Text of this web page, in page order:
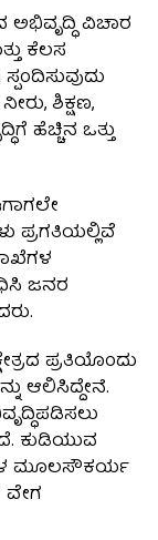
ಅಭಿವೃದ್ಧಿ ವಿಚಾರ
ಕೆಲಸ
ಶಿಕ್ಷಣ,
ಹೆಚ್ಚಿನ ಒತ್ತು
ಪ್ರಗತಿಯಲ್ಲಿವೆ
ಜನರ
ಪ್ರತಿಯೊಂದು
ಆಲಿಸಿದ್ದೇನೆ.
ಕುಡಿಯುವ
ಮೂಲಸೌಕರ್ಯ